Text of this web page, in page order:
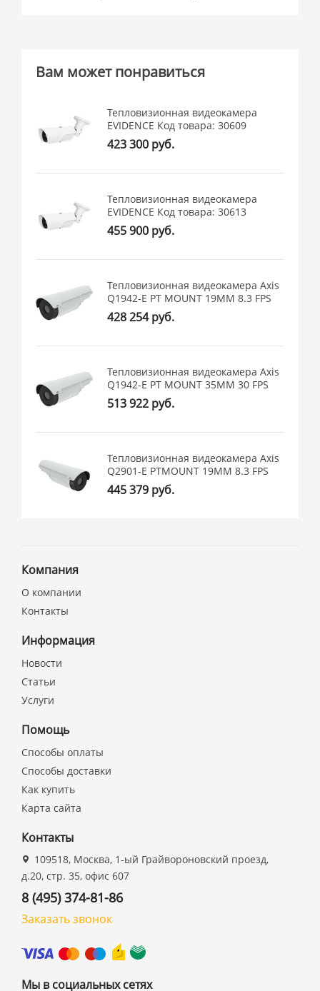
Вам может понравиться
Тепловизионная видеокамера
EVIDENCE Код товара: 30609
423 300 руб.
Тепловизионная видеокамера
EVIDENCE Код товара: 30613
455 900 руб.
Тепловизионная видеокамера Axis
Q1942-E PT MOUNT 19MM 8.3 FPS
428 254 руб.
Тепловизионная видеокамера Axis
Q1942-E PT MOUNT 35MM 30 FPS
513 922 руб.
Тепловизионная видеокамера Axis
Q2901-E PTMOUNT 19MM 8.3 FPS
445 379 руб.
Компания
О компании
Контакты
Информация
Новости
Статьи
Услуги
Помощь
Способы оплаты
Способы доставки
Как купить
Карта сайта
Контакты
109518, Москва, 1-ый Грайвороновский проезд,
д.20, стр. 35, офис 607
8 (495) 374-81-86
Заказать звонок
Мы в социальных сетях